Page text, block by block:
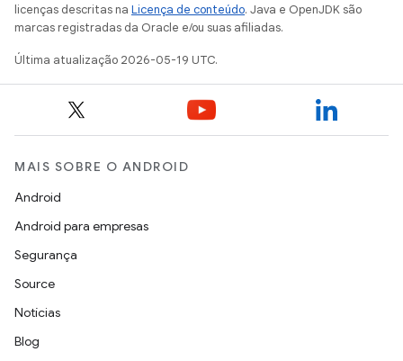
licenças descritas na Licença de conteúdo. Java e OpenJDK são
marcas registradas da Oracle e/ou suas afiliadas.
Última atualização 2026-05-19 UTC.
MAIS SOBRE O ANDROID
Android
Android para empresas
Segurança
Source
Notícias
Blog